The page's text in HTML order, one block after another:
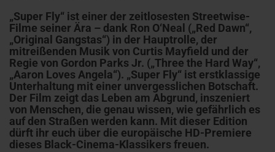
„Super Fly“ ist einer der zeitlosesten Streetwise-
Filme seiner Ära – dank Ron O‘Neal („Red Dawn“,
„Original Gangstas“) in der Hauptrolle, der
mitreißenden Musik von Curtis Mayfield und der
Regie von Gordon Parks Jr. („Three the Hard Way“,
„Aaron Loves Angela“). „Super Fly“ ist erstklassige
Unterhaltung mit einer unvergesslichen Botschaft.
Der Film zeigt das Leben am Abgrund, inszeniert
von Menschen, die genau wissen, wie gefährlich es
auf den Straßen werden kann. Mit dieser Edition
dürft ihr euch über die europäische HD-Premiere
dieses Black-Cinema-Klassikers freuen.